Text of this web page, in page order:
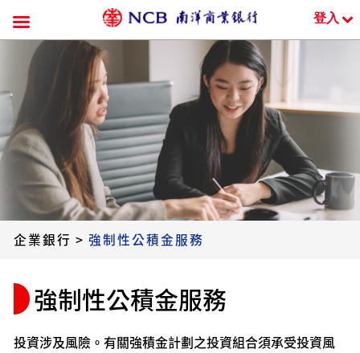
內
登入
企業銀行 > 強制性公積金服務
強制性公積金服務
投資涉及風險。有關強積金計劃之投資組合須承受投資風